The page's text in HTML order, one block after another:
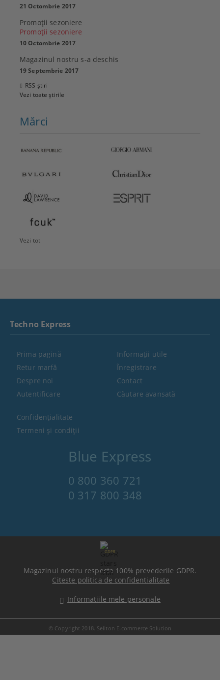
21 Octombrie 2017
Promoţii sezoniere
Promoţii sezoniere
10 Octombrie 2017
Magazinul nostru s-a deschis
19 Septembrie 2017
RSS știri
Vezi toate știrile
Mărci
Vezi tot
Blue Express
0 800 360 721
0 317 800 348
Techno Express
Prima pagină
Retur marfă
Despre noi
Autentificare
Informaţii utile
Înregistrare
Contact
Căutare avansată
Confidenţialitate
Termeni şi condiţii
GDPR
Magazinul nostru respecta 100% prevederile GDPR.
Citeste politica de confidentialitate
Informatiile mele personale
© Copyright 2018. Seliton E-commerce Solution